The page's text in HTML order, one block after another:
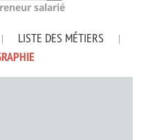
salarié
| LISTE DES MÉTIERS |